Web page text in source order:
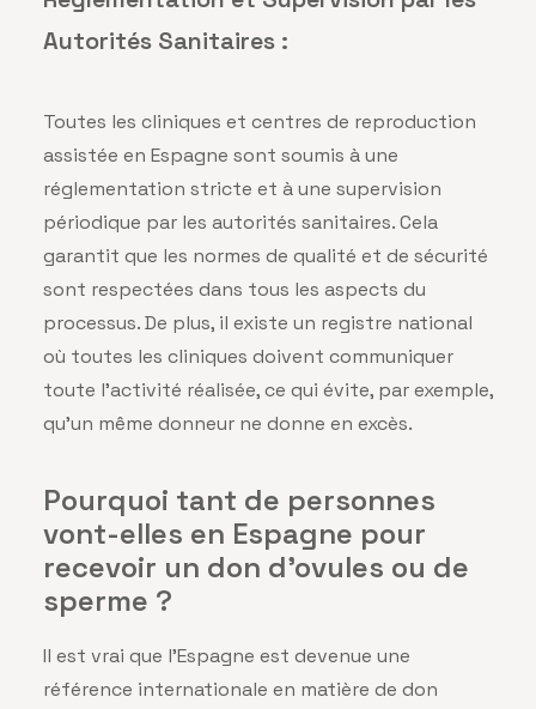
Autorités Sanitaires :
Toutes les cliniques et centres de reproduction
assistée en Espagne sont soumis à une
réglementation stricte et à une supervision
périodique par les autorités sanitaires. Cela
garantit que les normes de qualité et de sécurité
sont respectées dans tous les aspects du
processus. De plus, il existe un registre national
où toutes les cliniques doivent communiquer
toute l’activité réalisée, ce qui évite, par exemple,
qu’un même donneur ne donne en excès.
Pourquoi tant de personnes
vont-elles en Espagne pour
recevoir un don d'ovules ou de
sperme ?
Il est vrai que l’Espagne est devenue une
référence internationale en matière de don